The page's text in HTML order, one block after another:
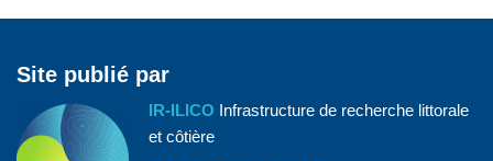
Site publié par
IR-ILICO Infrastructure de recherche littorale
et côtière